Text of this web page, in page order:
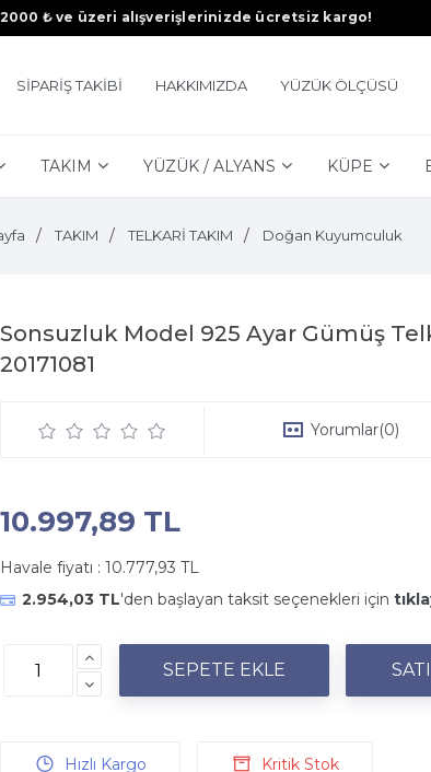
2000 ₺ ve üzeri alışverişlerinizde ücretsiz kargo!
SİPARİŞ TAKİBİ HAKKIMIZDA YÜZÜK ÖLÇÜSÜ
TAKIM YÜZÜK / ALYANS KÜPE
TAKIM TELKARİ TAKIM Doğan Kuyumculuk
Sonsuzluk Model 925 Ayar Gümüş
20171081
Yorumlar(0)
10.997,89 TL
Havale fiyatı : 10.777,93 TL
2.954,03 TL'den başlayan taksit seçenekleri için